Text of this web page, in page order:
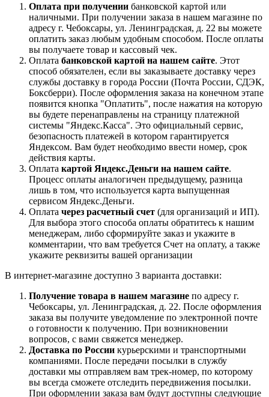
Оплата при получении банковской картой или
наличными. При получении заказа в нашем магазине по
адресу г. Чебоксары, ул. Ленинградская, д. 22 вы можете
оплатить заказ любым удобным способом. После оплаты
вы получаете товар и кассовый чек.
Оплата банковской картой на нашем сайте. Этот
способ обязателен, если вы заказываете доставку через
службы доставку в города России (Почта России, СДЭК,
Боксберри). После оформления заказа на конечном этапе
появится кнопка "Оплатить", после нажатия на которую
вы будете перенаправлены на страницу платежной
системы "Яндекс.Касса". Это официальный сервис,
безопасность платежей в котором гарантируется
Яндексом. Вам будет необходимо ввести номер, срок
действия карты.
Оплата картой Яндекс.Деньги на нашем сайте.
Процесс оплаты аналогичен предыдущему, разница
лишь в том, что используется карта выпущенная
сервисом Яндекс.Деньги.
Оплата через расчетный счет (для организаций и ИП).
Для выбора этого способа оплаты обратитесь к нашим
менеджерам, либо сформируйте заказ и укажите в
комментарии, что вам требуется Счет на оплату, а также
укажите реквизиты вашей организации
В интернет-магазине доступно 3 варианта доставки:
Получение товара в нашем магазине по адресу г.
Чебоксары, ул. Ленинградская, д. 22. После оформления
заказа вы получите уведомление по электронной почте
о готовности к получению. При возникновении
вопросов, с вами свяжется менеджер.
Доставка по России курьерскими и транспортными
компаниями. После передачи посылки в службу
доставки мы отправляем вам трек-номер, по которому
вы всегда сможете отследить передвижения посылки.
При оформлении заказа вам будут доступны следующие